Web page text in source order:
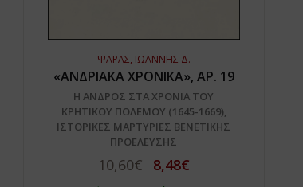
ΨΑΡΑΣ, ΙΩΑΝΝΗΣ Δ.
«ΑΝΔΡΙΑΚΑ ΧΡΟΝΙΚΑ», ΑΡ. 19
Η ΑΝΔΡΟΣ ΣΤΑ ΧΡΟΝΙΑ ΤΟΥ
ΚΡΗΤΙΚΟΥ ΠΟΛΕΜΟΥ (1645-1669),
ΙΣΤΟΡΙΚΕΣ ΜΑΡΤΥΡΙΕΣ ΒΕΝΕΤΙΚΗΣ
ΠΡΟΕΛΕΥΣΗΣ
10,60€ 8,48€